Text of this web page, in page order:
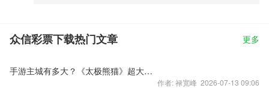
众信彩票下载热门文章 更多
手游主城有多大？《太极熊猫》超大主城欣赏
作者: 禄宽峰 2026-07-13 09:06